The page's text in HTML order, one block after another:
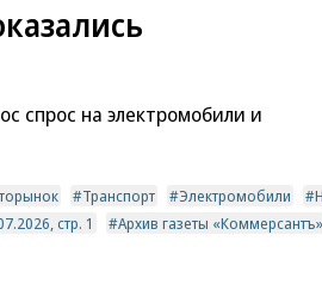
спрос на электромобили и
Транспорт Электромобили
стр. 1
Архив газеты «Коммерсантъ»